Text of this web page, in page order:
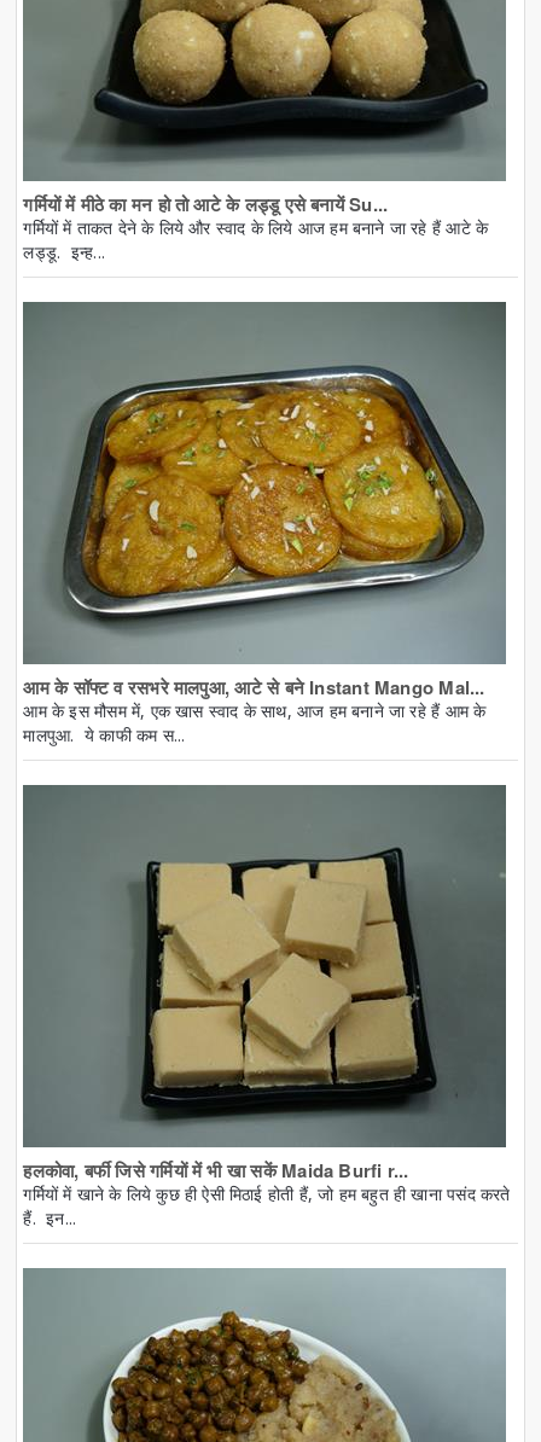
गर्मियों में मीठे का मन हो तो आटे के लड्डू एसे बनायें Su...
गर्मियों में ताकत देने के लिये और स्वाद के लिये आज हम बनाने जा रहे हैं आटे के
लड्डू. इन्ह...
आम के सॉफ्ट व रसभरे मालपुआ, आटे से बने Instant Mango Mal...
आम के इस मौसम में, एक खास स्वाद के साथ, आज हम बनाने जा रहे हैं आम के
मालपुआ. ये काफी कम स...
हलकोवा, बर्फी जिसे गर्मियों में भी खा सकें Maida Burfi r...
गर्मियों में खाने के लिये कुछ ही ऐसी मिठाई होती हैं, जो हम बहुत ही खाना पसंद करते
हैं. इन...